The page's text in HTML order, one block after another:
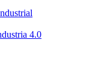
4.0